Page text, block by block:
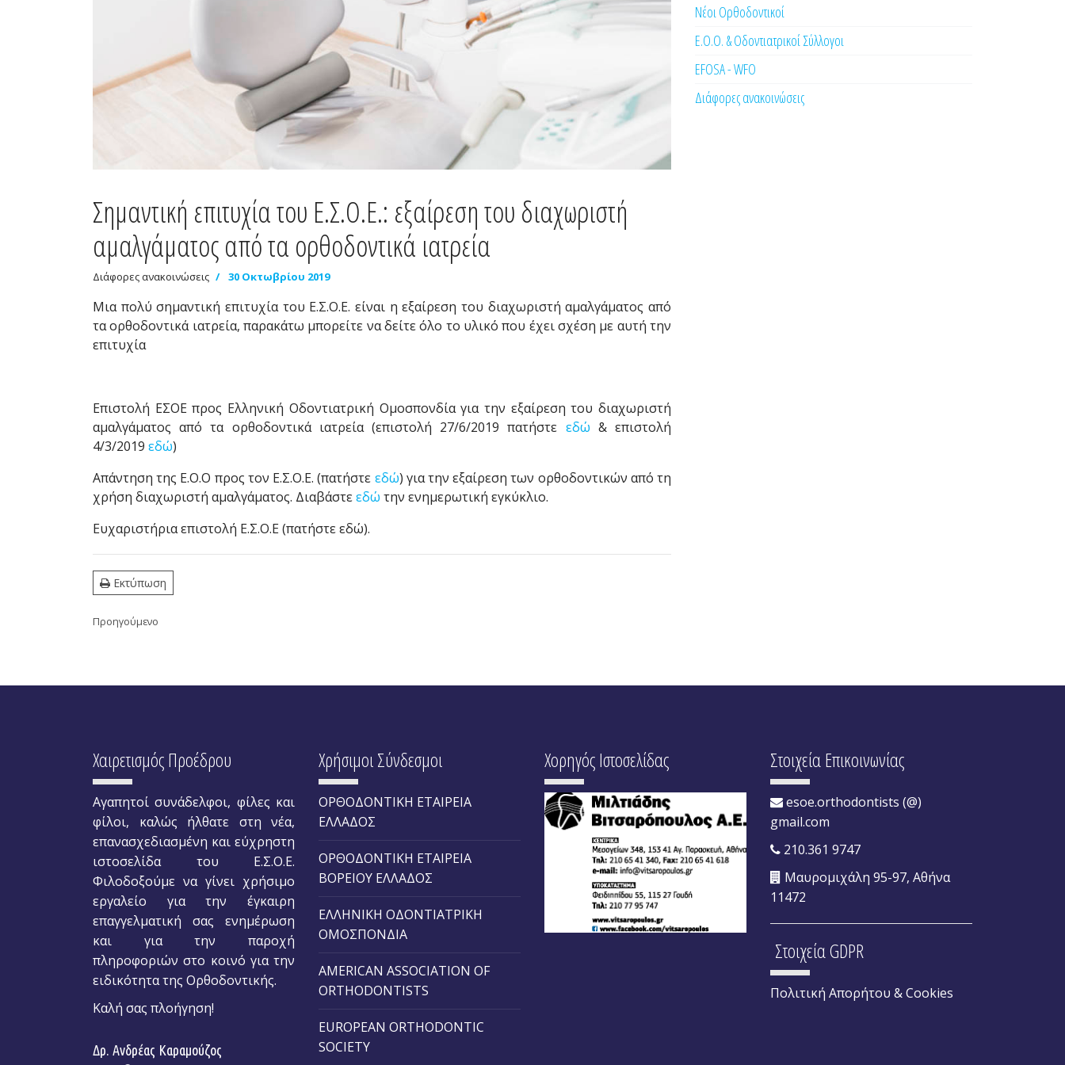
Σημαντική επιτυχία του Ε.Σ.Ο.Ε.: εξαίρεση του διαχωριστή
αμαλγάματος από τα ορθοδοντικά ιατρεία
Διάφορες ανακοινώσεις 30 Οκτωβρίου 2019
Μια πολύ σημαντική επιτυχία του Ε.Σ.Ο.Ε. είναι η εξαίρεση του διαχωριστή αμαλγάματος από
τα ορθοδοντικά ιατρεία, παρακάτω μπορείτε να δείτε όλο το υλικό που έχει σχέση με αυτή την
επιτυχία
Επιστολή ΕΣΟΕ προς Ελληνική Οδοντιατρική Ομοσπονδία για την εξαίρεση του διαχωριστή
αμαλγάματος από τα ορθοδοντικά ιατρεία (επιστολή 27/6/2019 πατήστε εδώ & επιστολή
4/3/2019 εδώ)
Απάντηση της Ε.Ο.Ο προς τον Ε.Σ.Ο.Ε. (πατήστε εδώ) για την εξαίρεση των ορθοδοντικών από τη
χρήση διαχωριστή αμαλγάματος. Διαβάστεεδώ την ενημερωτική εγκύκλιο.
Ευχαριστήρια επιστολή Ε.Σ.Ο.Ε (πατήστε εδώ).
Εκτύπωση
Προηγούμενο
Νέοι Ορθοδοντικοί
Ε.Ο.Ο. & Οδοντιατρικοί Σύλλογοι
EFOSA - WFO
Διάφορες ανακοινώσεις
Χαιρετισμός Προέδρου
Αγαπητοί συνάδελφοι, φίλες και
φίλοι, καλώς ήλθατε στη νέα,
επανασχεδιασμένη και εύχρηστη
ιστοσελίδα του Ε.Σ.Ο.Ε.
Φιλοδοξούμε να γίνει χρήσιμο
εργαλείο για την έγκαιρη
επαγγελματική σας ενημέρωση
και για την παροχή
πληροφοριών στο κοινό για την
ειδικότητα της Ορθοδοντικής.
Καλή σας πλοήγηση!
Δρ. Ανδρέας Καραμούζος
Χρήσιμοι Σύνδεσμοι
ΟΡΘΟΔΟΝΤΙΚΗ ΕΤΑΙΡΕΙΑ
ΕΛΛΑΔΟΣ
ΟΡΘΟΔΟΝΤΙΚΗ ΕΤΑΙΡΕΙΑ
ΒΟΡΕΙΟΥ ΕΛΛΑΔΟΣ
ΕΛΛΗΝΙΚΗ ΟΔΟΝΤΙΑΤΡΙΚΗ
ΟΜΟΣΠΟΝΔΙΑ
AMERICAN ASSOCIATION OF
ORTHODONTISTS
EUROPEAN ORTHODONTIC
SOCIETY
Χορηγός Ιστοσελίδας Στοιχεία Επικοινωνίας
esoe.orthodontists (@)
gmail.com
210.361 9747
Μαυρομιχάλη 95-97, Αθήνα
11472
Στοιχεία GDPR
Πολιτική Απορήτου & Cookies